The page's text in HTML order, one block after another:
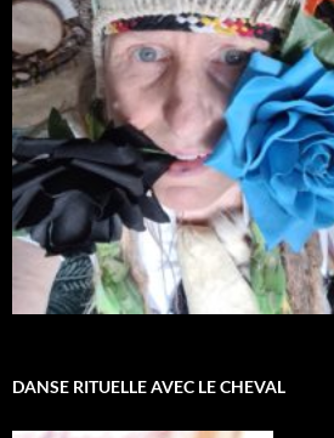
DANSE RITUELLE AVEC LE CHEVAL